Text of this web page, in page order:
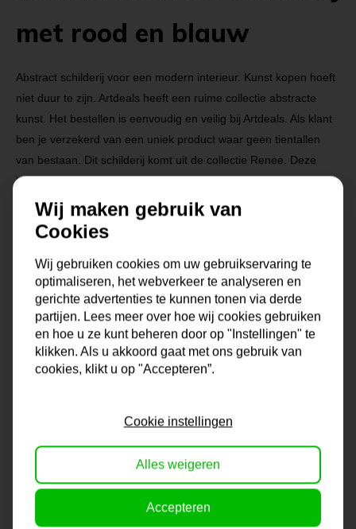
met rood en blauw
Abstract schilderij voor een modern interieur. Kunst kopen hoeft
niet duur te zijn. Artdeals heeft een ruime collectie abstracte
kunst. Het bestellen is eenvoudig en veilig bij Artdeals. Als klant
ben je verzekerd van een uniek product waar geen tientallen
van bestaan. Dit schilderij komt uit de collectie Renee. Deze
kunstenaar maakt prachtige abstracte schilderijen in prachtige
tinten en thema's. Van zijn hand is o.a een stijl met Cobra-achtig
werk, met mooie krachtige kleuren. Ook schildert hij abstract-
expressionistisch. Artdeals werkt met kunstenaars die in
opdracht schilderijen maken voor JOU. Onze kunstenaars
werken met veel passie en liefde voor hun werk aan je schilderij.
Ze hebben allemaal kennis van hun vak, kennen de verf, maken
zelf de ontwerpen en schetsen voor hun schilderijen. Elke
kunstenaar heeft ook zijn of haar eigen specialiteit. De collectie
schilderijen bij Artdeals is daarom altijd een tikje eigenwijs en
Na je bestelling gaat onze kunstenaar voor je aan de slag.
Gratis verzending vanaf €99,95!
Wij maken gebruik van
Cookies
Wij gebruiken cookies om uw gebruikservaring te
optimaliseren, het webverkeer te analyseren en
gerichte advertenties te kunnen tonen via derde
partijen. Lees meer over hoe wij cookies gebruiken
en hoe u ze kunt beheren door op "Instellingen" te
klikken. Als u akkoord gaat met ons gebruik van
cookies, klikt u op "Accepteren”.
Cookie instellingen
Alles weigeren
Accepteren